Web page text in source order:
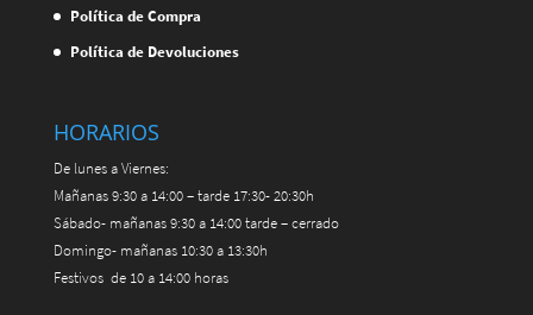
Política de Compra
Política de Devoluciones
HORARIOS
De lunes a Viernes:
Mañanas 9:30 a 14:00 – tarde 17:30- 20:30h
Sábado- mañanas 9:30 a 14:00 tarde – cerrado
Domingo- mañanas 10:30 a 13:30h
Festivos de 10 a 14:00 horas